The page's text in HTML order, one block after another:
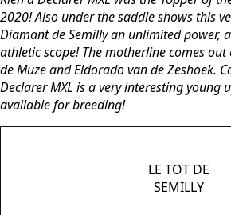
2020! Also under the saddleshows this
Diamant deSemilly an unlimited power,
athletic scope! The motherline comes
de Muze and Eldorado vande Zeshoek.
Declarer MXL is avery interesting young
availablefor breeding!
LE TOT DE
SEMILLY